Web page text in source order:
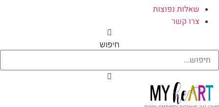
שאלות נפוצות
צרו קשר
חיפוש